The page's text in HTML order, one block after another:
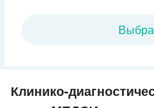
Клинико-